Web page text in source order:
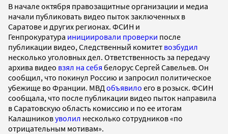
В начале октября правозащитные организации и медиа
начали публиковать видео пыток заключенных в
Саратове и других регионах. ФСИН и
Генпрокуратура инициировали проверки после
публикации видео, Следственный комитет возбудил
несколько уголовных дел. Ответственность за передачу
архива видео взял на себя белорус Сергей Савельев. Он
сообщил, что покинул Россию и запросил политическое
убежище во Франции. МВД объявило его в розыск. ФСИН
сообщала, что после публикации видео пыток направила
в Саратовскую область комиссию и по ее итогам
Калашниковуволил несколько сотрудников «по
отрицательным мотивам».